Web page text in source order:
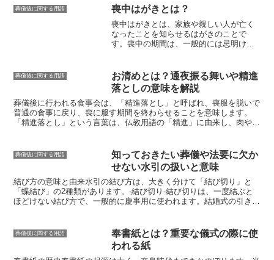
一方で、土葬には、いくつかの欠点もあ
ります。まず、土葬は、火葬よりも時間
がかかります。また、土葬は、墓地が必
要であり、墓地を確保することが難しい
場合があります。さらに、土葬は、火葬
様々な形や大きさがあります。卒塔婆には、故人の名前や戒名、没年
月日などが墨で書かれ、供養の際に読経や焼香が行われます。
葬儀後に関する用語 喪中はがきとは？
喪中はがきとは、家族や親しい人が亡く
なったことを知らせるはがきのことで
す。喪中の期間は、一般的には忌明けの
は、忌明けの日から数えて50日前から12
月中に投函することが一般的です。喪中
はがきの宛先は、故人と親交のあった人
や、故人と仕事上の付き合いがあった人
などが対象となります。喪中はがきに
は、故人の氏名、亡くなった日、喪中の
人は、喪中の期間中は故人の冥福を祈
り、不幸が重ならないように配慮しま
す。喪中はがきのマナーとして、喪中は
がきを受け取った人は、年賀状を出さな
いことが一般的です。また、喪中はがき
を受け取った人は、喪中の期間中は慶事
葬儀後に関する用語
お清めとは？通夜振る舞いや精進
落としの意味を解説
葬儀後に行われる食事会は、 「精進落とし」 と呼ばれ、喪服を脱いで
普通の食事に戻り、喪に服す期間を終わらせることを意味します。
「精進落とし」 という言葉は、仏教用語の「精進」に由来し、肉や魚
れます。精進落としには、故人との別れを惜しみ、死を悼むととも
に、故人の冥福を祈り、残された者が新しい生活を始めるために心を
切り替えるという目的があります。また、精進落としは、喪に服して
いる家族や親族を労い、故人を偲ぶための機会でもあります。
葬儀後に関する用語
知っておきたい葬儀や法要に欠か
せない水引の扱いと意味
結び方の意味と由来水引の結び方は、大きく分けて「結び切り」と
「蝶結び」の2種類があります。-結び切り-結び切りは、一度結ぶと
ほどけない結び方で、一般的に慶事用に使われます。結婚式の引き出
ように」という意味があります。そのため、結婚式の引き出物や内祝
いの品物に用いられることが多くなっています。-蝶結び-蝶結びは、
簡単にほどくことができる結び方で、一般的に弔事用に使われます。
葬儀後に関する用語
奉書紙とは？重要な儀式の際に使
われる紙